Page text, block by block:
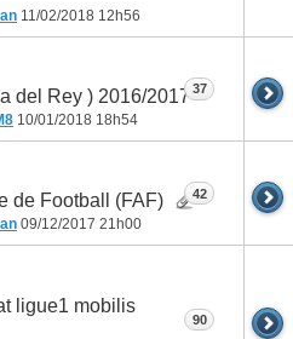
11/02/2018 12h56
del Rey ) 2016/2017
10/01/2018 18h54
37
de Football (FAF)
09/12/2017 21h00
42
ligue1 mobilis
90